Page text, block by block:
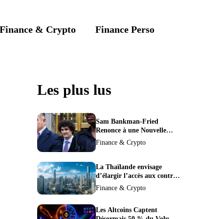
Finance & Crypto Finance Perso
Les plus lus
Sam Bankman-Fried
Renonce à une Nouvelle
Demande de Procès,
Intensifiant la Pression pour
Finance & Crypto
La Thaïlande envisage
d’élargir l’accès aux contrats
à terme crypto dans une
Finance & Crypto
Les Altcoins Captent